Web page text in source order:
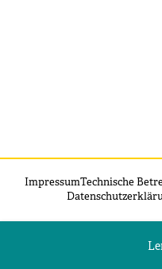
ImpressumTechnische